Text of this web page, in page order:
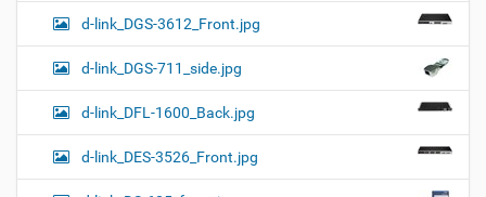
d-link_DGS-3612_Front.jpg
d-link_DGS-711_side.jpg
d-link_DFL-1600_Back.jpg
d-link_DES-3526_Front.jpg